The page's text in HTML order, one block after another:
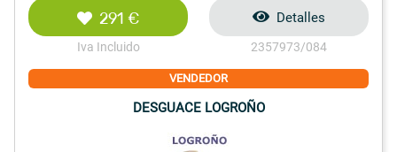
291 €
Iva Incluido
Detalles
2357973/084
VENDEDOR
DESGUACE LOGROÑO